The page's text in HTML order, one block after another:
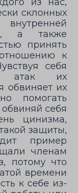
склонных
а также
принять
к
себя
атак их
обвиняет их
помогать
себя
цинизма,
защиты,
пример
членам
потому что
времени
к себе из-